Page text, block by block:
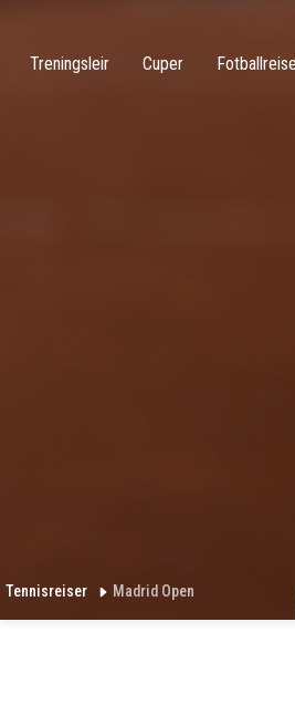
Treningsleir Cuper
Tennisreiser Madrid Open